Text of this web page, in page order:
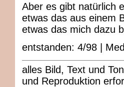
Aber es gibt natürlich
etwas das aus einem
etwas das mich dazu
entstanden: 4/98 |
alles Bild, Text und
und Reproduktion